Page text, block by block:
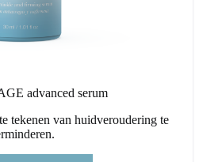
advanced serum
tekenen van huidveroudering te